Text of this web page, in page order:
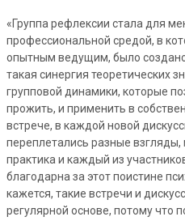
«Группа рефлексии стала для
профессиональной средой, в
опытным ведущим, было
такая синергия теоретических
групповой динамики, которые
прожить, и применить в
встрече, в каждой новой
переплетались разные взгляды,
практика и каждый из
благодарна за этот поистине
кажется, такие встречи и
регулярной основе, потому что